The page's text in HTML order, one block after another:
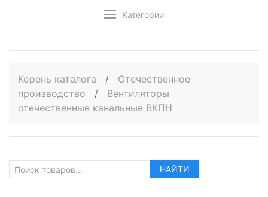
Категории
Корень каталога /
Отечественное
производство
/
Вентиляторы
отечественные канальные ВКПН
НАЙТИ